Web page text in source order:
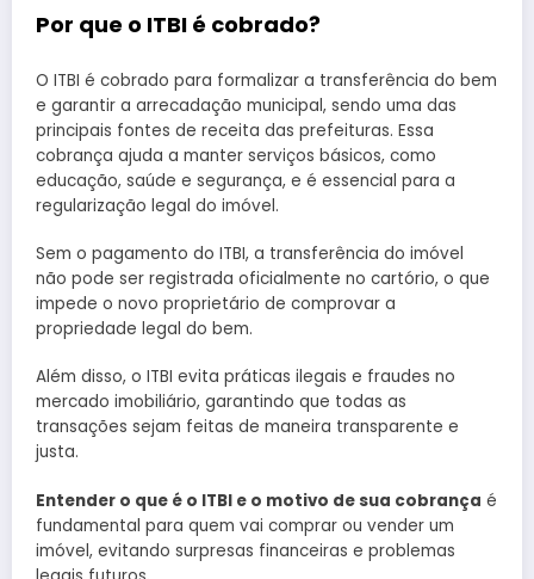
Por que o ITBI é cobrado?
O ITBI é cobrado para formalizar a transferência do bem
e garantir a arrecadação municipal, sendo uma das
principais fontes de receita das prefeituras. Essa
cobrança ajuda a manter serviços básicos, como
educação, saúde e segurança, e é essencial para a
regularização legal do imóvel.
Sem o pagamento do ITBI, a transferência do imóvel
não pode ser registrada oficialmente no cartório, o que
impede o novo proprietário de comprovar a
propriedade legal do bem.
Além disso, o ITBI evita práticas ilegais e fraudes no
mercado imobiliário, garantindo que todas as
transações sejam feitas de maneira transparente e
justa.
Entender o que é o ITBI e o motivo de sua cobrança é
fundamental para quem vai comprar ou vender um
imóvel, evitando surpresas financeiras e problemas